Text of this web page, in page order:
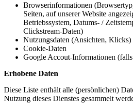
Browserinformationen
Seiten, auf unserer Website
Betriebssystem, Datums- /
Clickstream-Daten)
Nutzungsdaten (Ansichten, Klicks)
Cookie-Daten
Google Accout-Informationen
Erhobene Daten
Diese Liste enthält alle (persönlichen)
Nutzung dieses Dienstes gesammelt